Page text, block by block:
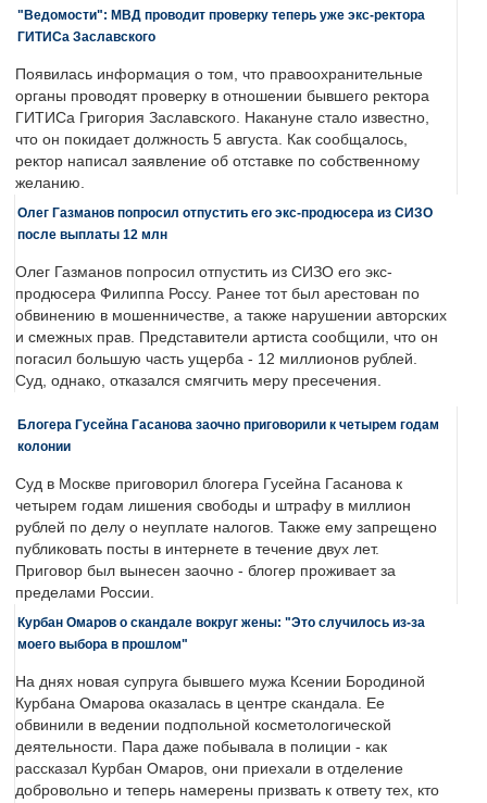
"Ведомости": МВД проводит проверку теперь уже экс-ректора
ГИТИСа Заславского
Появилась информация о том, что правоохранительные
органы проводят проверку в отношении бывшего ректора
ГИТИСа Григория Заславского. Накануне стало известно,
что он покидает должность 5 августа. Как сообщалось,
ректор написал заявление об отставке по собственному
желанию.
Олег Газманов попросил отпустить его экс-продюсера из СИЗО
после выплаты 12 млн
Олег Газманов попросил отпустить из СИЗО его экс-
продюсера Филиппа Россу. Ранее тот был арестован по
обвинению в мошенничестве, а также нарушении авторских
и смежных прав. Представители артиста сообщили, что он
погасил большую часть ущерба - 12 миллионов рублей.
Суд, однако, отказался смягчить меру пресечения.
Блогера Гусейна Гасанова заочно приговорили к четырем годам
колонии
Суд в Москве приговорил блогера Гусейна Гасанова к
четырем годам лишения свободы и штрафу в миллион
рублей по делу о неуплате налогов. Также ему запрещено
публиковать посты в интернете в течение двух лет.
Приговор был вынесен заочно - блогер проживает за
пределами России.
Курбан Омаров о скандале вокруг жены: "Это случилось из-за
моего выбора в прошлом"
На днях новая супруга бывшего мужа Ксении Бородиной
Курбана Омарова оказалась в центре скандала. Ее
обвинили в ведении подпольной косметологической
деятельности. Пара даже побывала в полиции - как
рассказал Курбан Омаров, они приехали в отделение
добровольно и теперь намерены призвать к ответу тех, кто